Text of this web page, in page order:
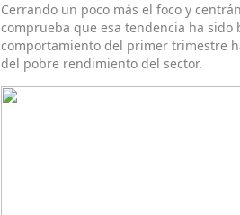
Cerrando un poco más el foco y
comprueba que esa tendencia ha sido
comportamiento del primer trimestre
del pobre rendimiento del sector.